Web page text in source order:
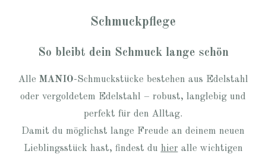
Schmuckpflege
So bleibt dein Schmuck lange schön
Alle MANIO-Schmuckstücke bestehen aus Edelstahl
oder vergoldetem Edelstahl – robust, langlebig und
perfekt für den Alltag.
Damit du möglichst lange Freude an deinem neuen
Lieblingsstück hast, findest du hier alle wichtigen